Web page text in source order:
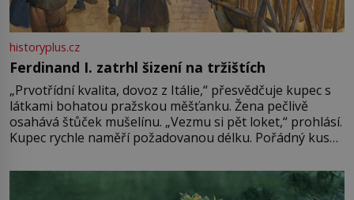
historyplus.cz
Ferdinand I. zatrhl šizení na tržištích
„Prvotřídní kvalita, dovoz z Itálie,“ přesvědčuje kupec s
látkami bohatou pražskou měšťanku. Žena pečlivě
osahává štůček mušelínu. „Vezmu si pět loket,“ prohlásí.
Kupec rychle naměří požadovanou délku. Pořádný kus
milostpaní. Stačí jenom na sukni,“ zhodnotí švadlena
množství růžového mušelínu. „Ošidili vás, podívejte.“